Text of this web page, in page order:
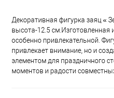
Декоративная фигурка заяц «
высота-12.5 см.Изготовленная
особенно привлекательной.
привлекает внимание, но и
элементом для праздничного
моментов и радости